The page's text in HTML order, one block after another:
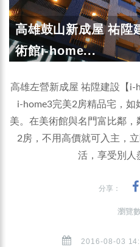
高雄鼓山新成屋 祐
術館i-home...
高雄左營新成屋 祐陞建設【i-
i-home3完美2房精品宅，
美。在美術館與名門富比鄰
2房，不用高價就可入主，
活，享受別人
分享：
瀏覽
2016-08-03